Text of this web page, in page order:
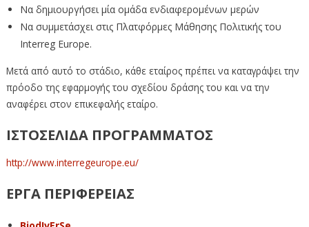
Να δημιουργήσει μία ομάδα ενδιαφερομένων μερών
Να συμμετάσχει στις Πλατφόρμες Μάθησης Πολιτικής του
Interreg Europe.
Μετά από αυτό το στάδιο, κάθε εταίρος πρέπει να καταγράψει την
πρόοδο της εφαρμογής του σχεδίου δράσης του και να την
αναφέρει στον επικεφαλής εταίρο.
ΙΣΤΟΣΕΛΙΔΑ ΠΡΟΓΡΑΜΜΑΤΟΣ
http://www.interregeurope.eu/
ΕΡΓΑ ΠΕΡΙΦΕΡΕΙΑΣ